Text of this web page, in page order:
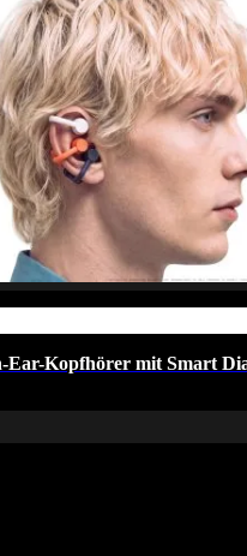
Ear-Kopfhörer mit Smart